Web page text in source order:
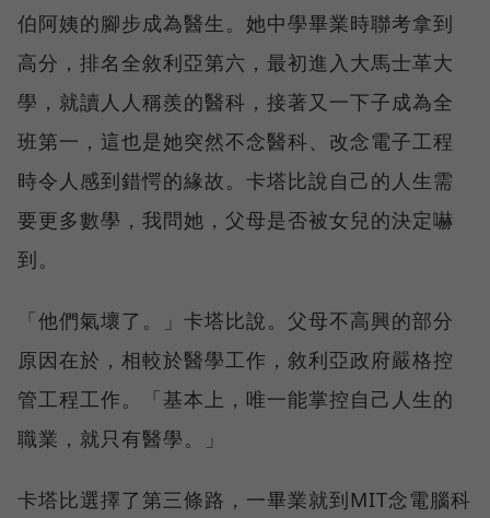
伯阿姨的腳步成為醫生。她中學畢業時聯考拿到
高分，排名全敘利亞第六，最初進入大馬士革大
學，就讀人人稱羨的醫科，接著又一下子成為全
班第一，這也是她突然不念醫科、改念電子工程
時令人感到錯愕的緣故。卡塔比說自己的人生需
要更多數學，我問她，父母是否被女兒的決定嚇
到。
「他們氣壞了。」卡塔比說。父母不高興的部分
原因在於，相較於醫學工作，敘利亞政府嚴格控
管工程工作。「基本上，唯一能掌控自己人生的
職業，就只有醫學。」
卡塔比選擇了第三條路，一畢業就到MIT念電腦科